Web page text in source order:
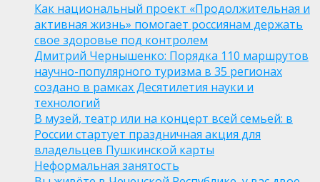
Как национальный проект «Продолжительная и
активная жизнь» помогает россиянам держать
свое здоровье под контролем
Дмитрий Чернышенко: Порядка 110 маршрутов
научно-популярного туризма в 35 регионах
создано в рамках Десятилетия науки и
технологий
В музей, театр или на концерт всей семьей: в
России стартует праздничная акция для
владельцев Пушкинской карты
Неформальная занятость